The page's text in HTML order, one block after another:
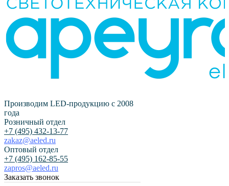
Производим LED-продукцию с 2008
года
Розничный отдел
+7 (495) 432-13-77
zakaz@aeled.ru
Оптовый отдел
+7 (495) 162-85-55
zapros@aeled.ru
Заказать звонок